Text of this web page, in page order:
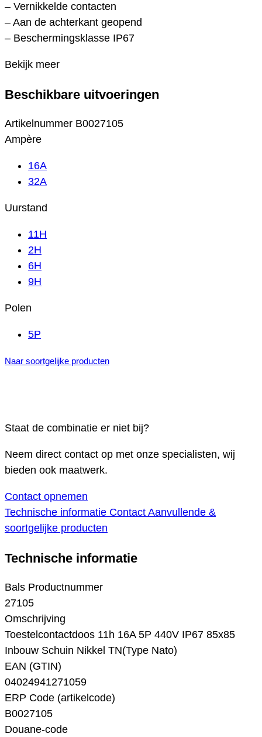
– Vernikkelde contacten
– Aan de achterkant geopend
– Beschermingsklasse IP67
Bekijk meer
Beschikbare uitvoeringen
Artikelnummer B0027105
Ampère
16A
32A
Uurstand
11H
2H
6H
9H
Polen
5P
Naar soortgelijke producten
Staat de combinatie er niet bij?
Neem direct contact op met onze specialisten, wij
bieden ook maatwerk.
Contact opnemen
Technische informatie Contact Aanvullende &
soortgelijke producten
Technische informatie
Bals Productnummer
27105
Omschrijving
Toestelcontactdoos 11h 16A 5P 440V IP67 85x85
Inbouw Schuin Nikkel TN(Type Nato)
EAN (GTIN)
04024941271059
ERP Code (artikelcode)
B0027105
Douane-code